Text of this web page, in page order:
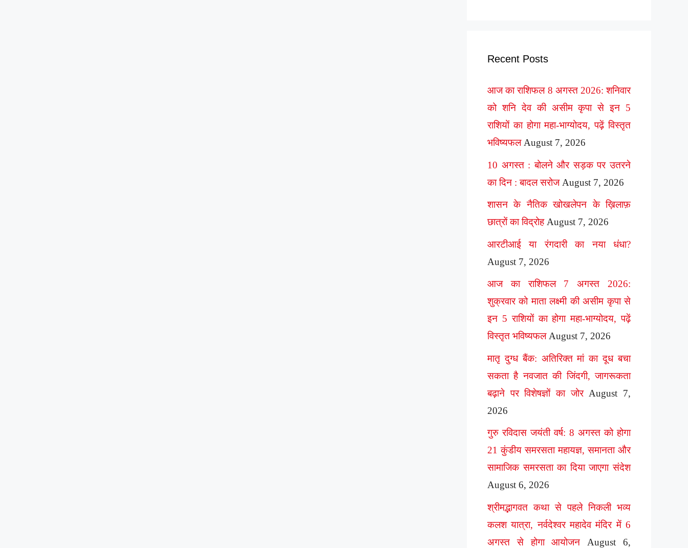
Recent Posts
आज का राशिफल 8 अगस्त 2026: शनिवार
को शनि देव की असीम कृपा से इन 5
राशियों का होगा महा-भाग्योदय, पढ़ें विस्तृत
भविष्यफल August 7, 2026
10 अगस्त : बोलने और सड़क पर उतरने
का दिन : बादल सरोज August 7, 2026
शासन के नैतिक खोखलेपन के ख़िलाफ़
छात्रों का विद्रोह August 7, 2026
आरटीआई या रंगदारी का नया धंधा?
August 7, 2026
आज का राशिफल 7 अगस्त 2026:
शुक्रवार को माता लक्ष्मी की असीम कृपा से
इन 5 राशियों का होगा महा-भाग्योदय, पढ़ें
विस्तृत भविष्यफल August 7, 2026
मातृ दुग्ध बैंक: अतिरिक्त मां का दूध बचा
सकता है नवजात की जिंदगी, जागरूकता
बढ़ाने पर विशेषज्ञों का जोर August 7,
2026
गुरु रविदास जयंती वर्ष: 8 अगस्त को होगा
21 कुंडीय समरसता महायज्ञ, समानता और
सामाजिक समरसता का दिया जाएगा संदेश
August 6, 2026
श्रीमद्भागवत कथा से पहले निकली भव्य
कलश यात्रा, नर्वदेश्वर महादेव मंदिर में 6
अगस्त से होगा आयोजन
August 6,